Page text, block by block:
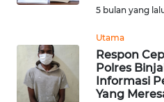
5 bulan yang
Utama
Respon
Polres
Informasi
Yang
WN
NUSANTARA